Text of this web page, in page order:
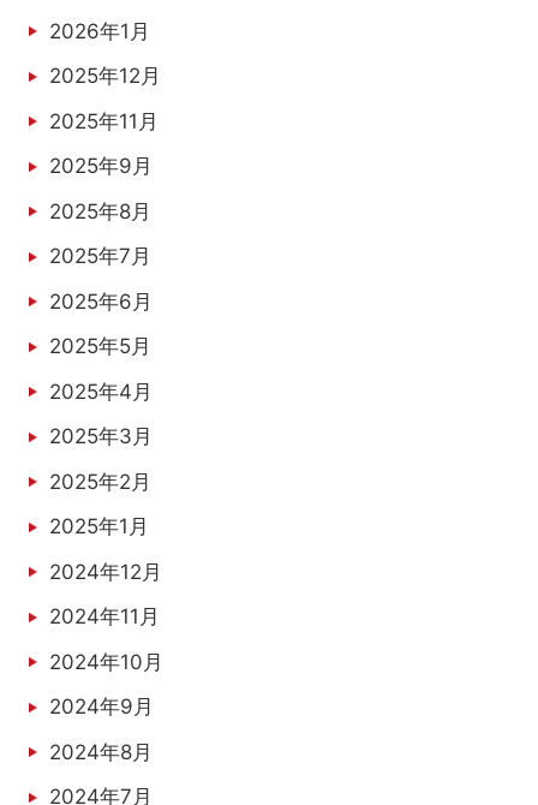
2026年1月
2025年12月
2025年11月
2025年9月
2025年8月
2025年7月
2025年6月
2025年5月
2025年4月
2025年3月
2025年2月
2025年1月
2024年12月
2024年11月
2024年10月
2024年9月
2024年8月
2024年7月